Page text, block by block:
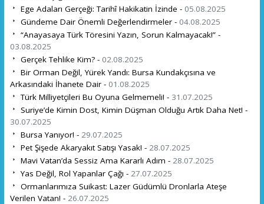
Ege Adaları Gerçeği: Tarihî Hakikatin İzinde - 05.08.2025
Gündeme Dair Önemli Değerlendirmeler - 04.08.2025
“Anayasaya Türk Töresini Yazın, Sorun Kalmayacak!” -
03.08.2025
Gerçek Tehlike Kim? - 02.08.2025
Bir Orman Değil, Yürek Yandı: Bursa Kundakçısına ve
Arkasındaki İhanete Dair - 01.08.2025
Türk Milliyetçileri Bu Oyuna Gelmemeli! - 31.07.2025
Suriye’de Kimin Dost, Kimin Düşman Olduğu Artık Daha Net! -
30.07.2025
Bursa Yanıyor! - 29.07.2025
Pet Şişede Akaryakıt Satışı Yasak! - 28.07.2025
Mavi Vatan’da Sessiz Ama Kararlı Adım - 28.07.2025
Yas Değil, Rol Yapanlar Çağı - 27.07.2025
Ormanlarımıza Suikast: Lazer Güdümlü Dronlarla Ateşe
Verilen Vatan! - 26.07.2025